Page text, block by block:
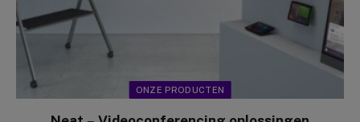
ONZE PRODUCTEN